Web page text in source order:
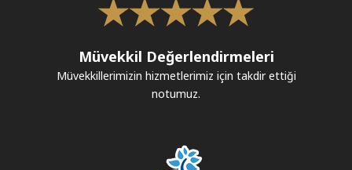
Müvekkil Değerlendirmeleri
Müvekkillerimizin hizmetlerimiz için takdir ettiği
notumuz.